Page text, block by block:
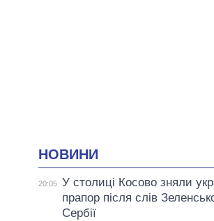
НОВИНИ
20:05 У столиці Косово зняли
прапор після слів
Сербії